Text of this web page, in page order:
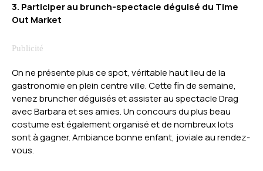
3. Participer au brunch-spectacle déguisé du Time
Out Market
On ne présente plus ce spot, véritable haut lieu de la
gastronomie en plein centre ville. Cette fin de semaine,
venez bruncher déguisés et assister au spectacle Drag
avec Barbara et ses amies. Un concours du plus beau
costume est également organisé et de nombreux lots
sont à gagner. Ambiance bonne enfant, joviale au rendez-
vous.